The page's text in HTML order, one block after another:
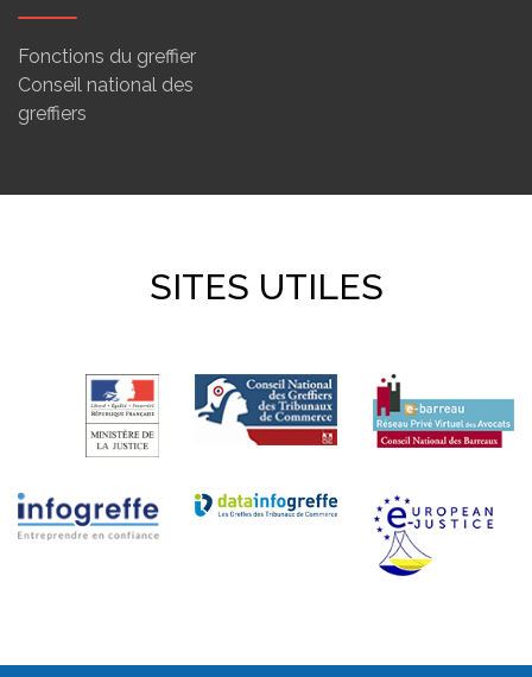
Fonctions du greffier
Conseil national des
greffiers
SITES UTILES